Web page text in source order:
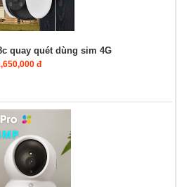
quay quét dùng sim 4G
đ